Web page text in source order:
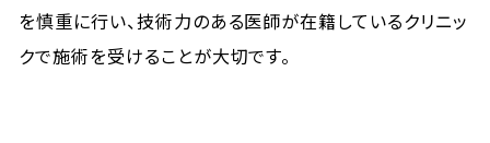
を慎重に行い、技術力のある医師が在籍しているクリニッ
クで施術を受けることが大切です。